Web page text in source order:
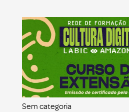
Sem categoria